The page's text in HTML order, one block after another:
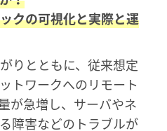
クの可視化と実際と運
りとともに、従来想定
トワークへのリモート
が急増し、サーバやネ
障害などのトラブルが